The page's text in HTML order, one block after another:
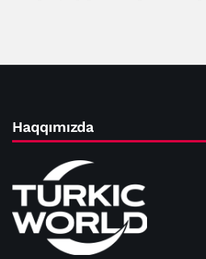
Haqqımızda